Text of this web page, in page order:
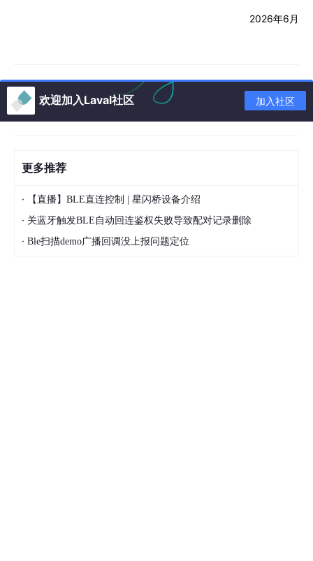
2026年6月
欢迎加入Laval社区 加入社区
更多推荐
· 【直播】BLE直连控制 | 星闪桥设备介绍
· 关蓝牙触发BLE自动回连鉴权失败导致配对记录删除
· Ble扫描demo广播回调没上报问题定位